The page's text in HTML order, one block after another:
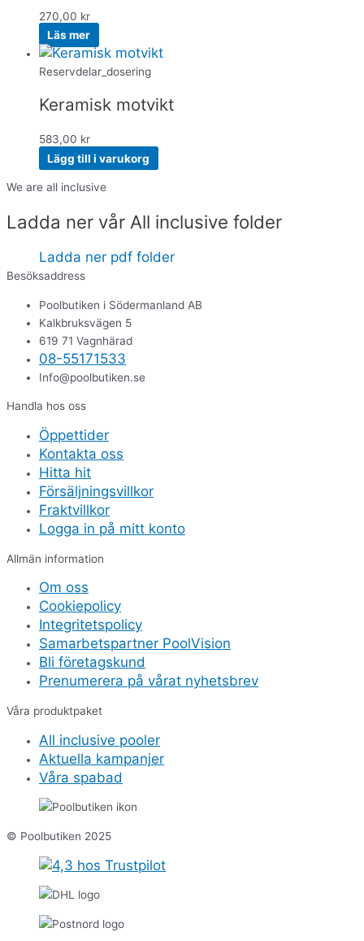
270,00 kr
Läs mer
Reservdelar_dosering
Keramisk motvikt
583,00 kr
Lägg till i varukorg
We are all inclusive
Ladda ner vår All inclusive folder
Ladda ner pdf folder
Besöksaddress
Poolbutiken i Södermanland AB
Kalkbruksvägen 5
619 71 Vagnhärad
08-55171533
Info@poolbutiken.se
Handla hos oss
Öppettider
Kontakta oss
Hitta hit
Försäljningsvillkor
Fraktvillkor
Logga in på mitt konto
Allmän information
Om oss
Cookiepolicy
Integritetspolicy
Samarbetspartner PoolVision
Bli företagskund
Prenumerera på vårat nyhetsbrev
Våra produktpaket
All inclusive pooler
Aktuella kampanjer
Våra spabad
© Poolbutiken 2025